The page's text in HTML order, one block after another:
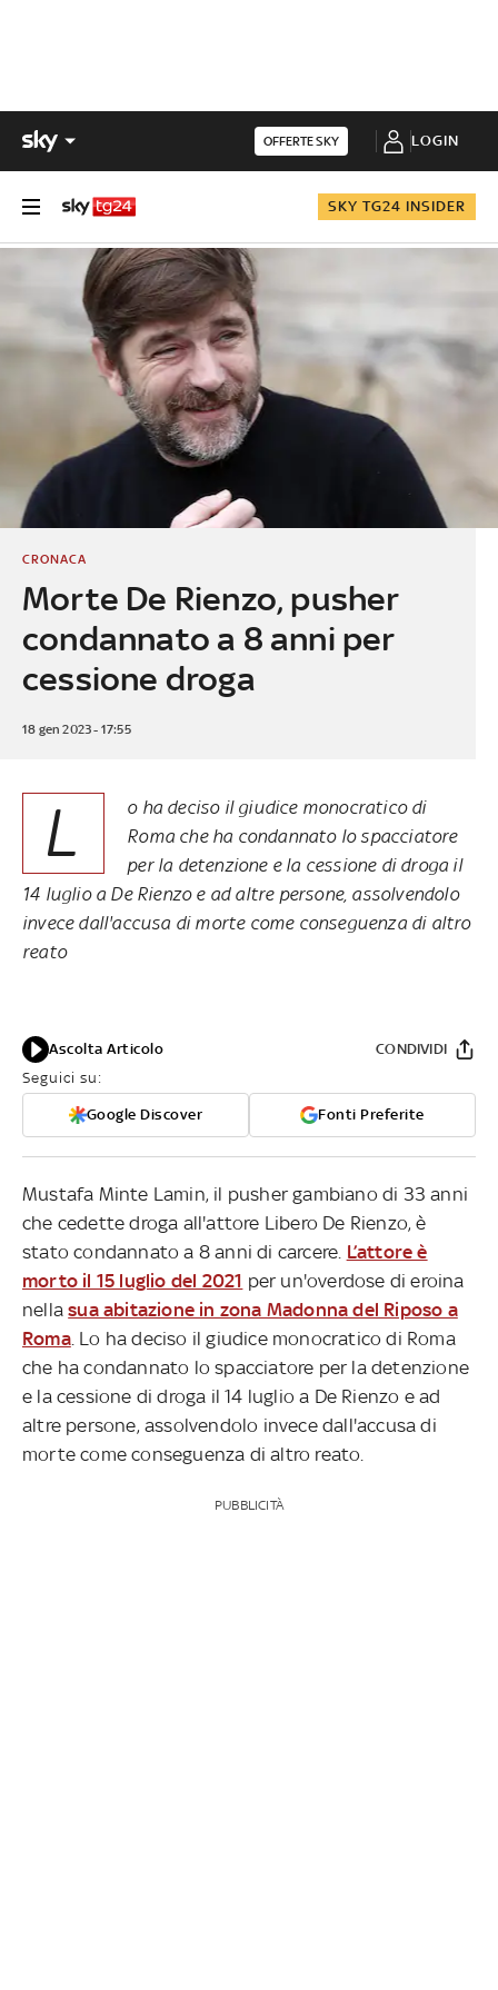
OFFERTE SKY LOGIN
SKY TG24 INSIDER
Morte De Rienzo, pusher
condannato a 8 anni per
cessione droga
CRONACA
18 gen 2023 - 17:55
L
o ha deciso il giudice monocratico di
Roma che ha condannato lo spacciatore
per la detenzione e la cessione di droga il
14 luglio a De Rienzo e ad altre persone, assolvendolo
invece dall'accusa di morte come conseguenza di altro
reato
Ascolta Articolo
Seguici su:
Google Discover Fonti Preferite
CONDIVIDI
Mustafa Minte Lamin, il pusher gambiano di 33 anni
che cedette droga all'attore Libero De Rienzo, è
stato condannato a 8 anni di carcere. L’attore è
morto il 15 luglio del 2021 per un'overdose di eroina
nellasua abitazione in zona Madonna del Riposo a
Roma. Lo ha deciso il giudice monocratico di Roma
che ha condannato lo spacciatore per la detenzione
e la cessione di droga il 14 luglio a De Rienzo e ad
altre persone, assolvendolo invece dall'accusa di
morte come conseguenza di altro reato.
PUBBLICITÀ